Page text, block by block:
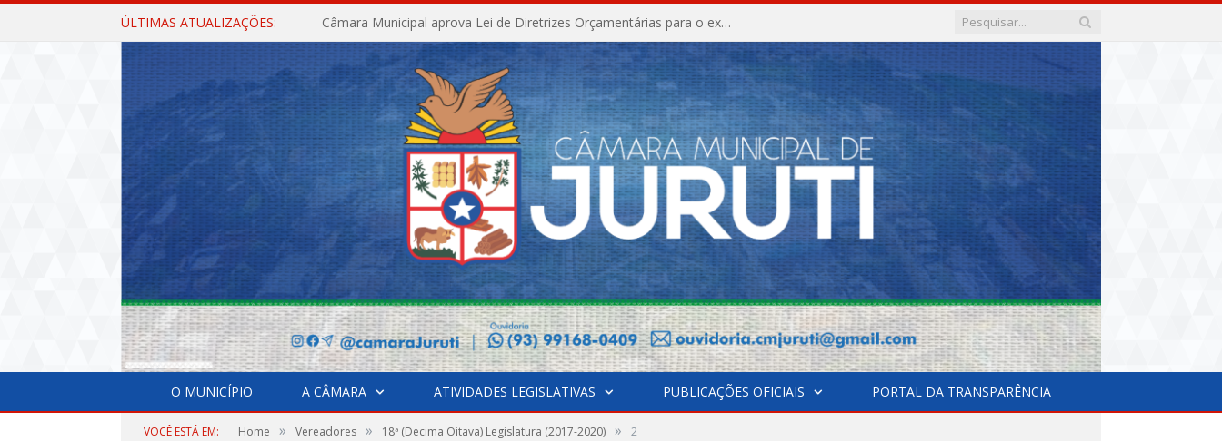
ÚLTIMAS ATUALIZAÇÕES: Câmara Municipal aprova Lei de Diretrizes Orçamentárias para o exercício financeiro de 2027
O MUNICÍPIO A CÂMARA ATIVIDADES LEGISLATIVAS PUBLICAÇÕES OFICIAIS PORTAL DA TRANSPARÊNCIA
VOCÊ ESTÁ EM: Home » Vereadores » 18ª (Decima Oitava) Legislatura (2017-2020) » 2